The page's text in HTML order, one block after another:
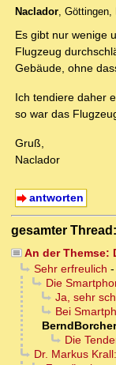
Naclador, Göttingen,
Es gibt nur wenige
Flugzeug
Gebäude, ohne
Ich tendiere daher
so war das
Gruß,
Naclador
antworten
gesamter Thread:
An der Themse:
Sehr erfreulich -
Die
Ja, sehr
Bei
Die
Dr. Markus